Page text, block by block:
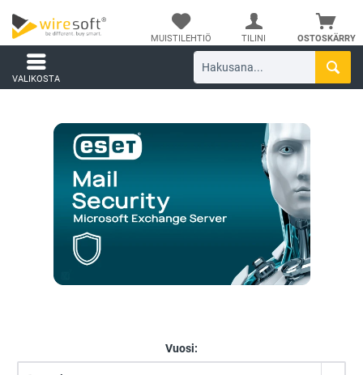
OSTOSKÄRRY
MUISTILEHTIÖ TILINI
VALIKOSTA
Vuosi: